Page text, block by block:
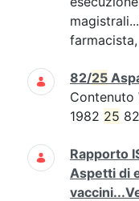
82/25
Contenuto
1982 25 82
Rapporto
Aspetti di